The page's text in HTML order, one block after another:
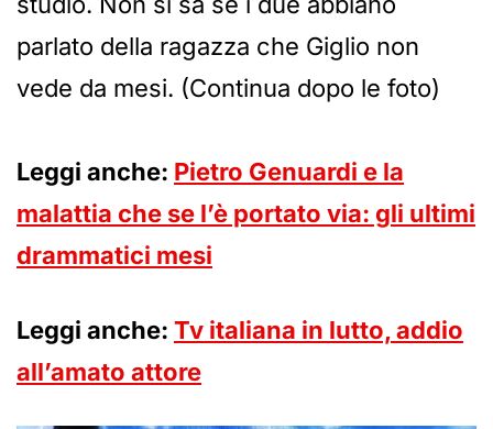
parlato della ragazza che Giglio non
vede da mesi. (Continua dopo le foto)
Leggi anche: Pietro Genuardi e la
malattia che se l’è portato via: gli ultimi
drammatici mesi
Leggi anche: Tv italiana in lutto, addio
all’amato attore